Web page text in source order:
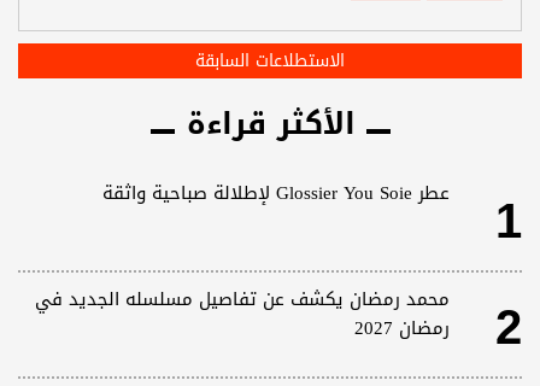
الاستطلاعات السابقة
الأكثر قراءة
1 عطر Glossier You Soie لإطلالة صباحية واثقة
2
محمد رمضان يكشف عن تفاصيل مسلسله الجديد في
رمضان 2027